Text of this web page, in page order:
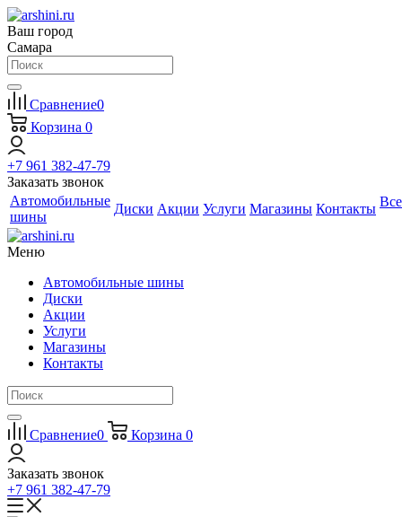
Ваш город
Самара
Сравнение0
Корзина 0
+7 961 382-47-79
Заказать звонок
Автомобильные
шины
Диски Акции Услуги Магазины Контакты Все
Меню
Автомобильные шины
Диски
Акции
Услуги
Магазины
Контакты
Сравнение0 Корзина 0
Заказать звонок
+7 961 382-47-79